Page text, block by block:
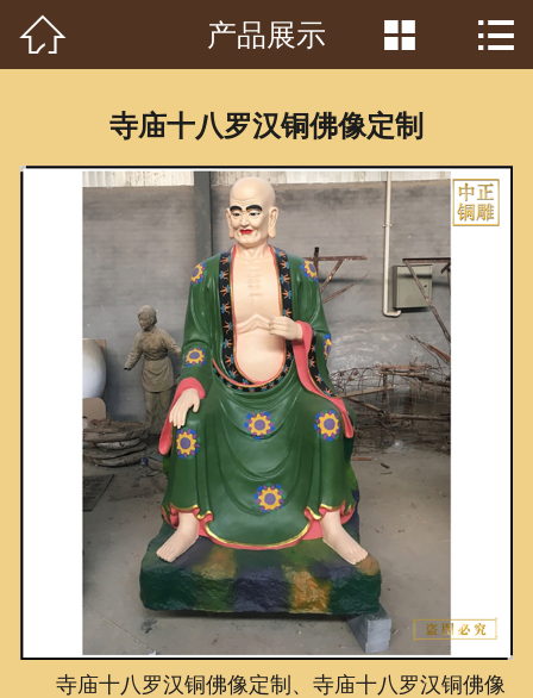
首页
产品中心
客户见证
常识问答
新闻资讯
荣誉资质
泥塑鉴赏
联系我们
 产品展示  
寺庙十八罗汉铜佛像定制
寺庙十八罗汉铜佛像定制、寺庙十八罗汉铜佛像